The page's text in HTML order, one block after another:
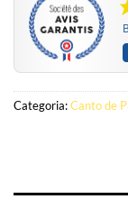
Categoria:Canto de